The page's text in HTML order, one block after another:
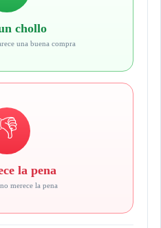
chollo
una buena compra
la pena
merece la pena